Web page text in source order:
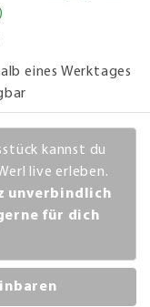
eines Werktages
kannst du
live erleben.
unverbindlich
für dich